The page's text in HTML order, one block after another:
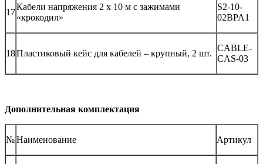
17
Кабели напряжения 2 х 10 м с зажимами
«крокодил»
S2-10-
02BPA1
18Пластиковый кейс для кабелей – крупный, 2 шт.
CABLE-
CAS-03
Дополнительная комплектация
№Наименование Артикул